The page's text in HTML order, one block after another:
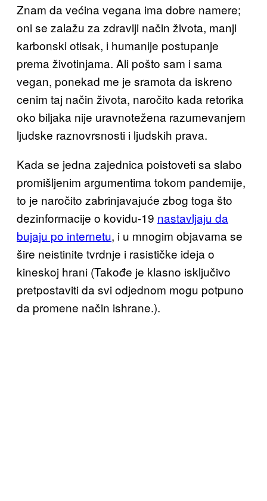
Znam da većina vegana ima dobre namere;
oni se zalažu za zdraviji način života, manji
karbonski otisak, i humanije postupanje
prema životinjama. Ali pošto sam i sama
vegan, ponekad me je sramota da iskreno
cenim taj način života, naročito kada retorika
oko biljaka nije uravnotežena razumevanjem
ljudske raznovrsnosti i ljudskih prava.
Kada se jedna zajednica poistoveti sa slabo
promišljenim argumentima tokom pandemije,
to je naročito zabrinjavajuće zbog toga što
dezinformacije o kovidu-19 nastavljaju da
bujaju po internetu, i u mnogim objavama se
šire neistinite tvrdnje i rasističke ideja o
kineskoj hrani (Takođe je klasno isključivo
pretpostaviti da svi odjednom mogu potpuno
da promene način ishrane.).